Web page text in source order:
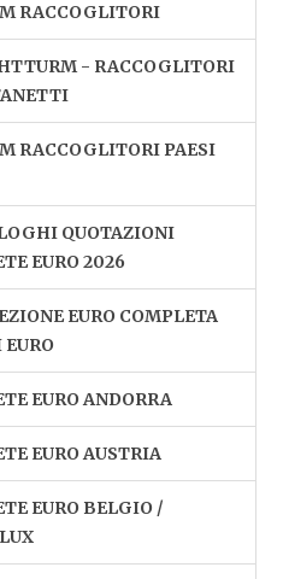
RACCOGLITORI
- RACCOGLITORI
RACCOGLITORI PAESI
QUOTAZIONI
EURO 2026
EURO COMPLETA
EURO
EURO ANDORRA
EURO AUSTRIA
EURO BELGIO /